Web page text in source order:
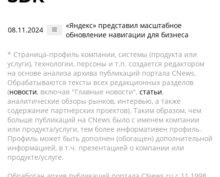
08.11.2024
«Яндекс» представил масштабное
обновление навигации для бизнеса
* Страница-профиль компании, системы (продукта или
услуги), технологии, персоны и т.п. создается редактором
на основе анализа архива публикаций портала CNews.
Обрабатываются тексты всех редакционных разделов
(новости, включая "Главные новости", статьи,
аналитические обзоры рынков, интервью, а также
содержание партнёрских проектов). Таким образом, чем
больше публикаций на CNews было с именем компании
или продукта/услуги, тем более информативен профиль.
Профиль может быть дополнен (обогащен) дополнительной
информацией, в т.ч. презентацией о компании или
продукте/услуге.